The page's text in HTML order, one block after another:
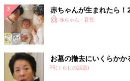
赤ちゃんが生まれたら！
赤ちゃん・育児
お墓の撤去にいくらかか
PR(くらしの話題)